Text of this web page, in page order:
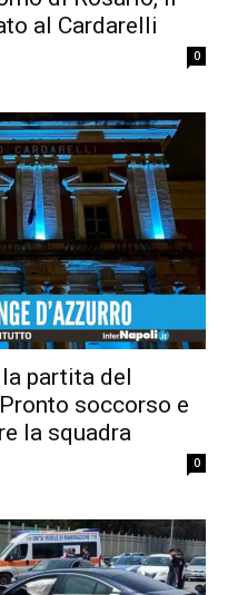
al Cardarelli
0
partita del
soccorso e
la squadra
0